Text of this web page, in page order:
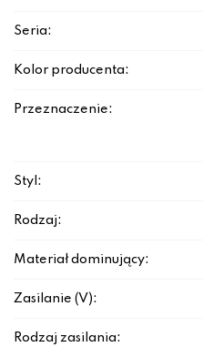
Seria:
Kolor producenta:
Przeznaczenie:
Styl:
Rodzaj:
Materiał dominujący:
Zasilanie (V):
Rodzaj zasilania: